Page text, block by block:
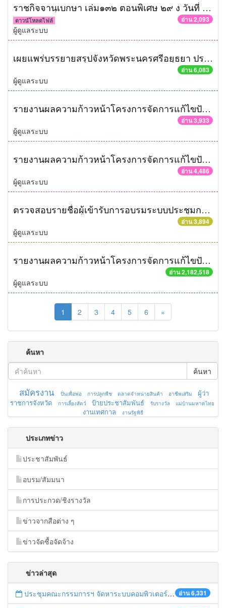
ราชกิจจานุเบกษา เล่ม๑๓๒ ตอนพิเศษ ๒๙ ง วันที่ ๔ กุมภาพันธ์ ๒๕๕๘ ประกาศสํานักนายกรัฐมนตร ีเรื่องแนวทางปฏิบัติในการจัดหาพัสดุด้วยวิธีตลาดอิเล็กทรอนิกส์ (Electronic Market: e - market) และด้วยวิธีประกวดราคาอิเล็กทรอนิกส์ (Electronic Bidding: e - bidding)
ดาวน์โหลดไฟล์ อ่าน 2,093
ผู้ดูแลระบบ
เผยแพร่บรรยายสรุปจังหวัดพระนครศรีอยุธยา ประจำปี 2557
อ่าน 6,083
ผู้ดูแลระบบ
รายงานผลความก้าวหน้าโครงการจัดการแก้ไขปัญหาขยะ สัปดาห์ที่ 11/2558
อ่าน 3,933
ผู้ดูแลระบบ
รายงานผลความก้าวหน้าโครงการจัดการแก้ไขปัญหาขยะ สัปดาห์ที่ 10/2558
อ่าน 4,486
ผู้ดูแลระบบ
ตรวจสอบรายชื่อผู้เข้ารับการอบรมระบบประชุมกรมการจังหวัด
อ่าน 3,894
ผู้ดูแลระบบ
รายงานผลความก้าวหน้าโครงการจัดการแก้ไขปัญหาขยะ สัปดาห์ที่ 9/2558
อ่าน 2,182,518
ผู้ดูแลระบบ
1 2 3 4 5 6 »
ค้นหา
ค้นหา
สมัครงาน ปั่นเพื่อพ่อ การปลูกพืช ตลาดจำหน่ายสินค้า อาชีพเสริม
ผู้ว่า
ราชการจังหวัด
การเลี้ยงสัตว์ ป้ายประชาสัมพันธ์ รับรางวัล แม่บ้านมหาดไทย
งานเทศกาล งานรัฐพิธี
ประเภทข่าว
ประชาสัมพันธ์
อบรม/สัมมนา
การประกวด/ชิงรางวัล
ข่าวจากสือต่าง ๆ
ข่าวจัดซื้อจัดจ้าง
ข่าวล่าสุด
อ่าน 6,331
ประชุมคณะกรรมการฯ จัดหาระบบคอมพิวเตอร์ ครั้งที่ 1/2559